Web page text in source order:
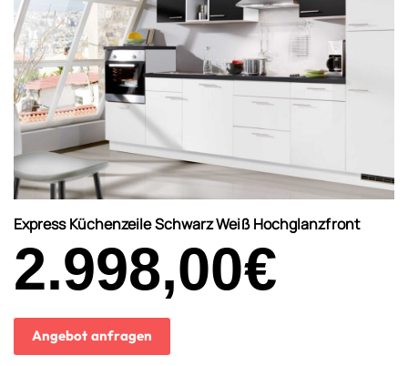
Express Küchenzeile Schwarz Weiß Hochglanzfront
2.998,00€
Angebot anfragen